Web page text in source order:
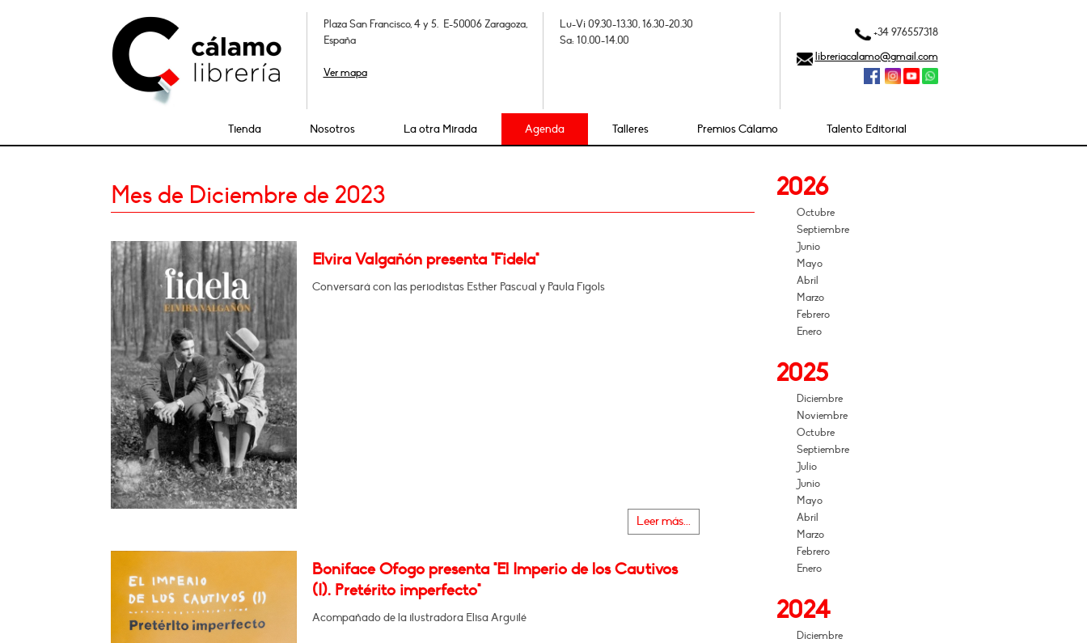
Plaza San Francisco, 4 y 5. E-50006 Zaragoza,
España
Ver mapa
Lu-Vi 09.30-13.30, 16.30-20.30
Sa: 10.00-14.00
+34 976557318
libreriacalamo@gmail.com
Tienda Nosotros La otra Mirada Agenda Talleres Premios Cálamo Talento Editorial
Mes de Diciembre de 2023
Elvira Valgañón presenta "Fidela"
Conversará con las periodistas Esther Pascual y Paula Figols
Leer más...
Boniface Ofogo presenta "El Imperio de los Cautivos
(I). Pretérito imperfecto"
Acompañado de la ilustradora Elisa Arguilé
2026
Octubre
Septiembre
Junio
Mayo
Abril
Marzo
Febrero
Enero
2025
Diciembre
Noviembre
Octubre
Septiembre
Julio
Junio
Mayo
Abril
Marzo
Febrero
Enero
2024
Diciembre